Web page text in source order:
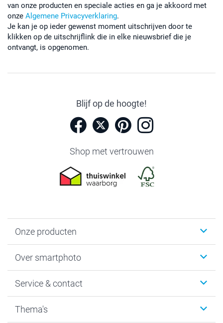
van onze producten en speciale acties en ga je akkoord met
onze Algemene Privacyverklaring.
Je kan je op ieder gewenst moment uitschrijven door te
klikken op de uitschrijflink die in elke nieuwsbrief die je
ontvangt, is opgenomen.
Blijf op de hoogte!
Shop met vertrouwen
Onze producten
Fotoboeken
Fotocadeaus
Kaarten
Over smartphoto
Vacatures
Bestelproces
Service & contact
Tevredenheidsgarantie
Thema's